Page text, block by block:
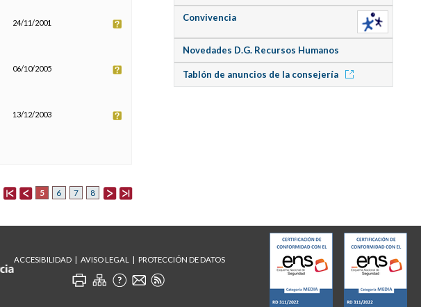
24/11/2001
06/10/2005
13/12/2003
5 6 7 8
Convivencia
Novedades D.G. Recursos Humanos
Tablón de anuncios de la consejería
ACCESIBILIDAD AVISO LEGAL PROTECCIÓN DE DATOS